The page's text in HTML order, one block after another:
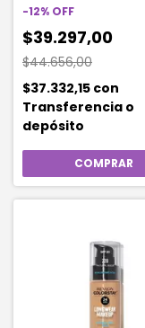
-12% OFF
$39.297,00
$44.656,00
$37.332,15 con
Transferencia o
depósito